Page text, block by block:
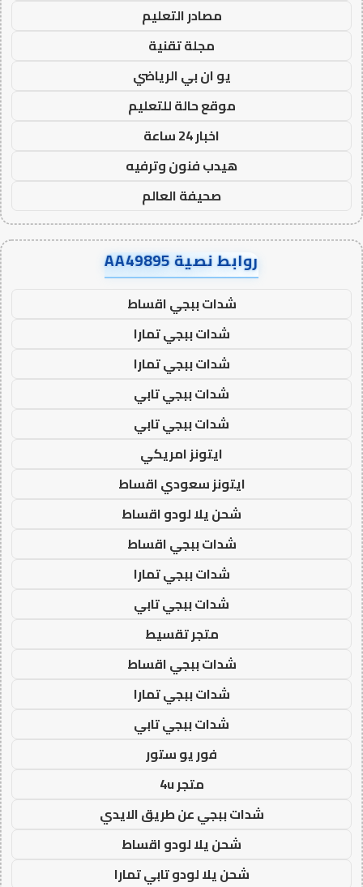
مصادر التعليم
مجلة تقنية
يو ان بي الرياضي
موقع حالة للتعليم
اخبار 24 ساعة
هيدب فنون وترفيه
صحيفة العالم
روابط نصية AA49895
شدات ببجي اقساط
شدات ببجي تمارا
شدات ببجي تمارا
شدات ببجي تابي
شدات ببجي تابي
ايتونز امريكي
ايتونز سعودي اقساط
شحن يلا لودو اقساط
شدات ببجي اقساط
شدات ببجي تمارا
شدات ببجي تابي
متجر تقسيط
شدات ببجي اقساط
شدات ببجي تمارا
شدات ببجي تابي
فور يو ستور
متجر 4u
شدات ببجي عن طريق الايدي
شحن يلا لودو اقساط
شحن يلا لودو تابي تمارا